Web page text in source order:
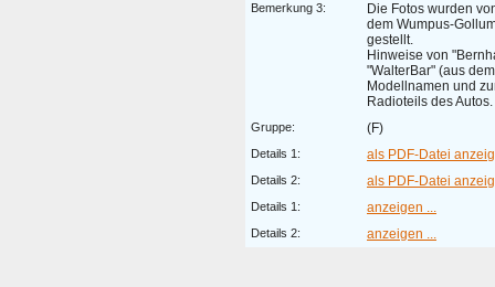
Bemerkung 3:
Die Fotos wurden
dem Wumpus-
gestellt.
Hinweise von
"WalterBar" (aus
Modellnamen und
Radioteils des Autos.
Gruppe: (F)
Details 1: als PDF-Datei
Details 2: als PDF-Datei
Details 1: anzeigen ...
Details 2: anzeigen ...